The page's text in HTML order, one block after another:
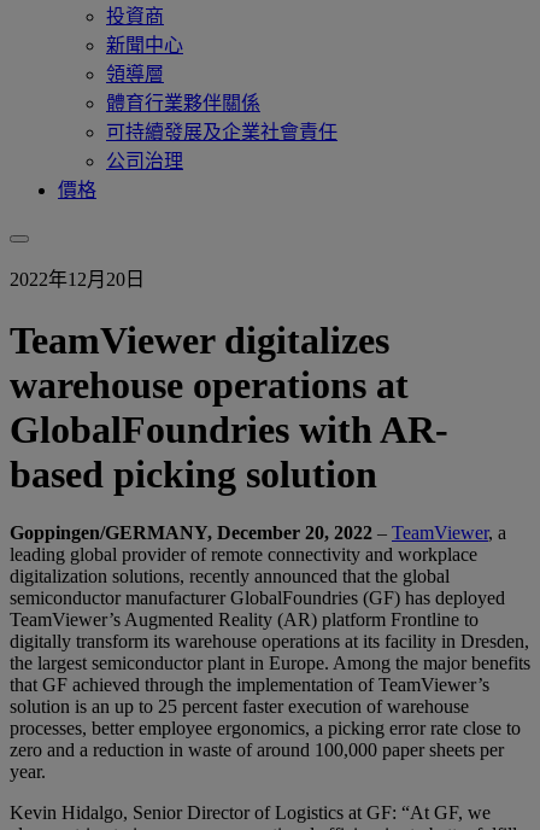
投資商
新聞中心
領導層
體育行業夥伴關係
可持續發展及企業社會責任
公司治理
價格
2022年12月20日
TeamViewer digitalizes
warehouse operations at
GlobalFoundries with AR-
based picking solution
Goppingen/GERMANY, December 20, 2022 – TeamViewer, a
leading global provider of remote connectivity and workplace
digitalization solutions, recently announced that the global
semiconductor manufacturer GlobalFoundries (GF) has deployed
TeamViewer’s Augmented Reality (AR) platform Frontline to
digitally transform its warehouse operations at its facility in Dresden,
the largest semiconductor plant in Europe. Among the major benefits
that GF achieved through the implementation of TeamViewer’s
solution is an up to 25 percent faster execution of warehouse
processes, better employee ergonomics, a picking error rate close to
zero and a reduction in waste of around 100,000 paper sheets per
year.
Kevin Hidalgo, Senior Director of Logistics at GF: “At GF, we